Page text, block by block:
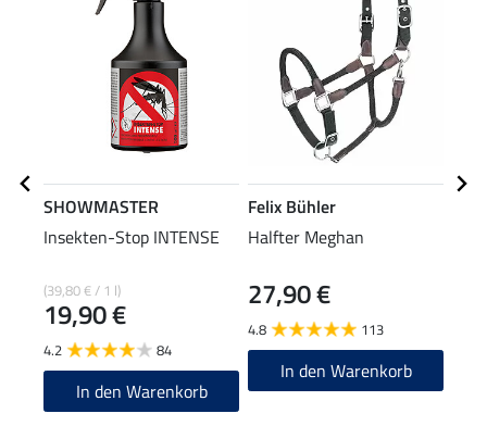
SHOWMASTER
Insekten-Stop INTENSE
(39,80 € / 1 l)
19,90 €
4.2 84
In den Warenkorb
Felix Bühler
Halfter Meghan
27,90 €
4.8 113
In den Warenkorb